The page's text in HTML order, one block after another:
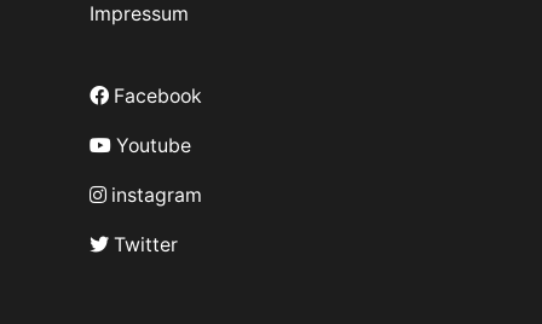
Impressum
Facebook
Youtube
instagram
Twitter